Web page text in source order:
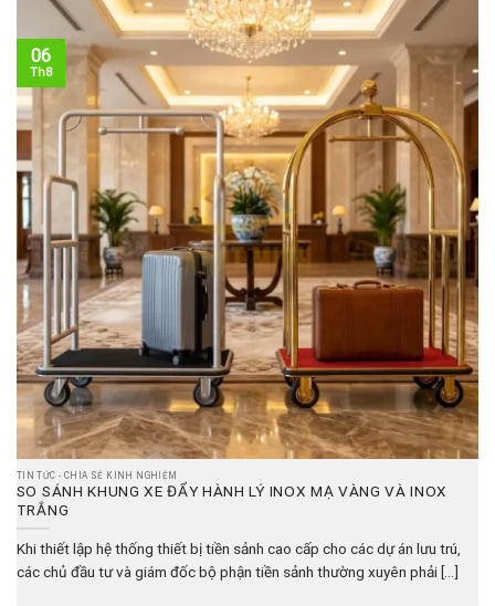
TIN TỨC - CHIA SẺ KINH NGHIỆM
SO SÁNH KHUNG XE ĐẨY HÀNH LÝ INOX MẠ VÀNG VÀ INOX
TRẮNG
Khi thiết lập hệ thống thiết bị tiền sảnh cao cấp cho các dự án lưu trú,
các chủ đầu tư và giám đốc bộ phận tiền sảnh thường xuyên phải [...]
06
Th8